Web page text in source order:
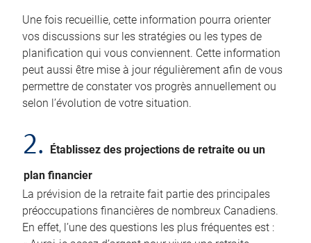
Une fois recueillie, cette information pourra orienter
vos discussions sur les stratégies ou les types de
planification qui vous conviennent. Cette information
peut aussi être mise à jour régulièrement afin de vous
permettre de constater vos progrès annuellement ou
selon l’évolution de votre situation.
2.
Établissez des projections de retraite ou un
plan financier
La prévision de la retraite fait partie des principales
préoccupations financières de nombreux Canadiens.
En effet, l’une des questions les plus fréquentes est :